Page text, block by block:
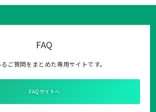
FAQ
ご質問をまとめた専用サイトです。
FAQサイトへ